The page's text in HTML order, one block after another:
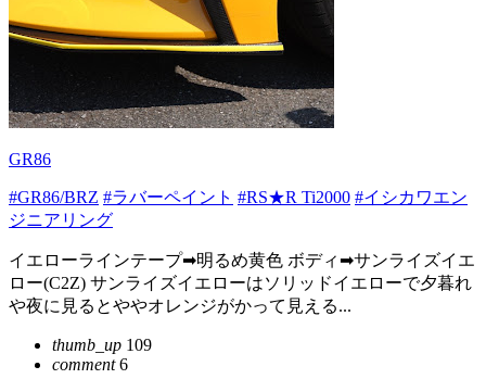
GR86
#GR86/BRZ #ラバーペイント #RS★R Ti2000 #イシカワエン
ジニアリング
イエローラインテープ➡明るめ黄色 ボディ➡サンライズイエ
ロー(C2Z) サンライズイエローはソリッドイエローで夕暮れ
や夜に見るとややオレンジがかって見える...
thumb_up 109
comment6